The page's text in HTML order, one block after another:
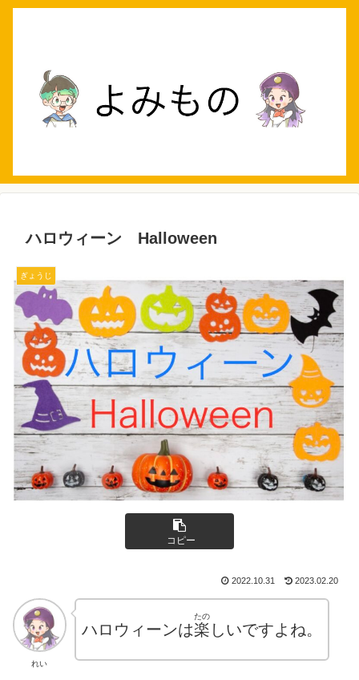
ハロウィーン Halloween
ぎょうじ
コピー
2022.10.31 2023.02.20
れい
ハロウィーンは楽
たの
しいですよね。